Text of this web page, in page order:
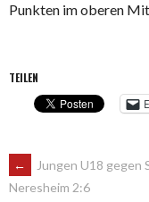
Punkten im oberen
TEILEN
ARTIKEL-
←
Jungen U18 gegen
Neresheim 2:6